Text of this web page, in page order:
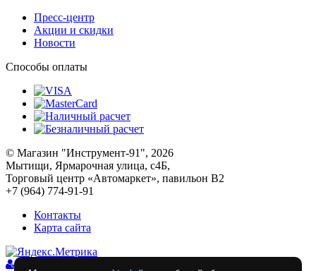
Пресс-центр
Акции и скидки
Новости
Способы оплаты
© Магазин "Инструмент-91", 2026
Мытищи, Ярмарочная улица, с4Б,
Торговый центр «Автомаркет», павильон В2
+7 (964) 774-91-91
Контакты
Карта сайта